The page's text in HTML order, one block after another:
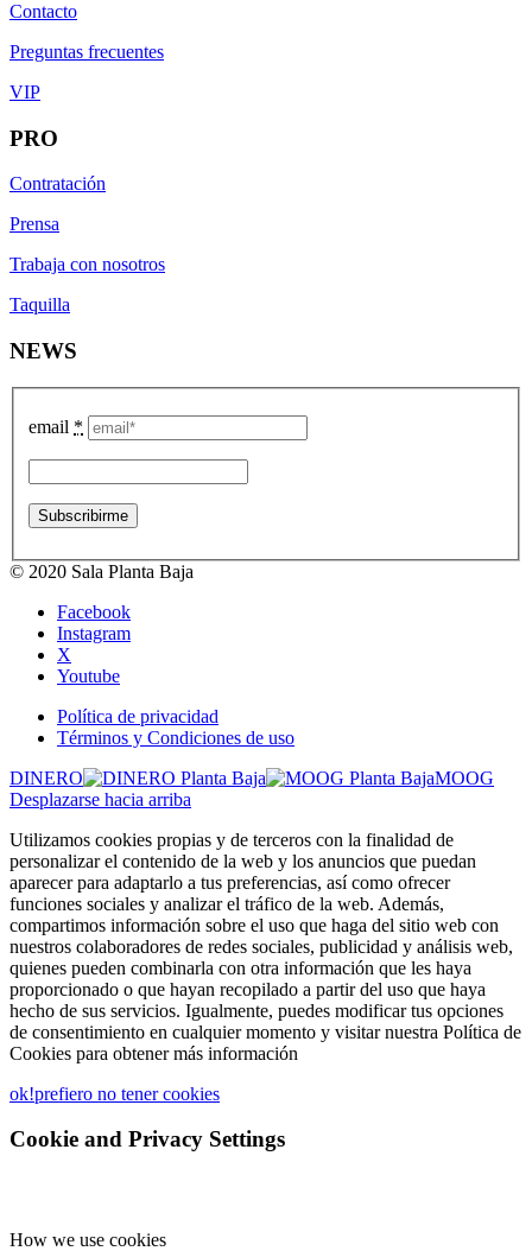
Contacto
Preguntas frecuentes
VIP
PRO
Contratación
Prensa
Trabaja con nosotros
Taquilla
NEWS
email *
© 2020 Sala Planta Baja
Facebook
Instagram
X
Youtube
Política de privacidad
Términos y Condiciones de uso
DINERO
MOOG
Desplazarse hacia arriba
Utilizamos cookies propias y de terceros con la finalidad de
personalizar el contenido de la web y los anuncios que puedan
aparecer para adaptarlo a tus preferencias, así como ofrecer
funciones sociales y analizar el tráfico de la web. Además,
compartimos información sobre el uso que haga del sitio web con
nuestros colaboradores de redes sociales, publicidad y análisis web,
quienes pueden combinarla con otra información que les haya
proporcionado o que hayan recopilado a partir del uso que haya
hecho de sus servicios. Igualmente, puedes modificar tus opciones
de consentimiento en cualquier momento y visitar nuestra Política de
Cookies para obtener más información
ok!prefiero no tener cookies
Cookie and Privacy Settings
How we use cookies